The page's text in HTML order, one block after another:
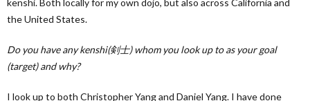
kenshi. Both locally for my own dojo, but also across California and
the United States.
Do you have any kenshi(剣士) whom you look up to as your goal
(target) and why?
I look up to both Christopher Yang and Daniel Yang. I have done